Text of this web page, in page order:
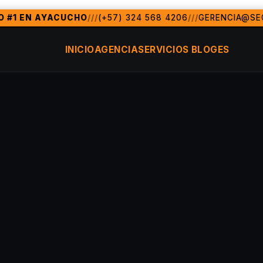
de marketing digital y posicionamiento SEO en
FL) Ayacucho, Colombia, MÃ©xico, Argentina, Chile,
#1 EN AYACUCHO///(+57) 324 568 4206///
INICIOAGENCIASERVICIOS BLOGES